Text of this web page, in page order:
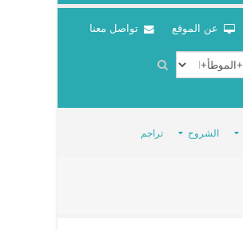
عن الموقع تواصل معنا
الشروح تراجم